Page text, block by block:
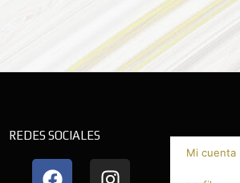
REDES SOCIALES
F
I
Y
Mi cuenta